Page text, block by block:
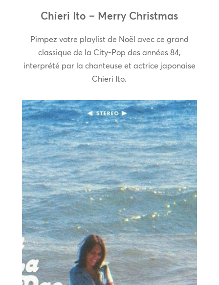
Chieri Ito – Merry Christmas
Pimpez votre playlist de Noël avec ce grand
classique de la City-Pop des années 84,
interprété par la chanteuse et actrice japonaise
Chieri Ito.